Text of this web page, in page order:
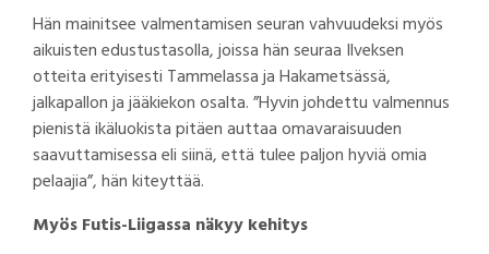
Hän mainitsee valmentamisen seuran vahvuudeksi myös
aikuisten edustustasolla, joissa hän seuraa Ilveksen
otteita erityisesti Tammelassa ja Hakametsässä,
jalkapallon ja jääkiekon osalta. ”Hyvin johdettu valmennus
pienistä ikäluokista pitäen auttaa omavaraisuuden
saavuttamisessa eli siinä, että tulee paljon hyviä omia
pelaajia”, hän kiteyttää.
Myös Futis-Liigassa näkyy kehitys